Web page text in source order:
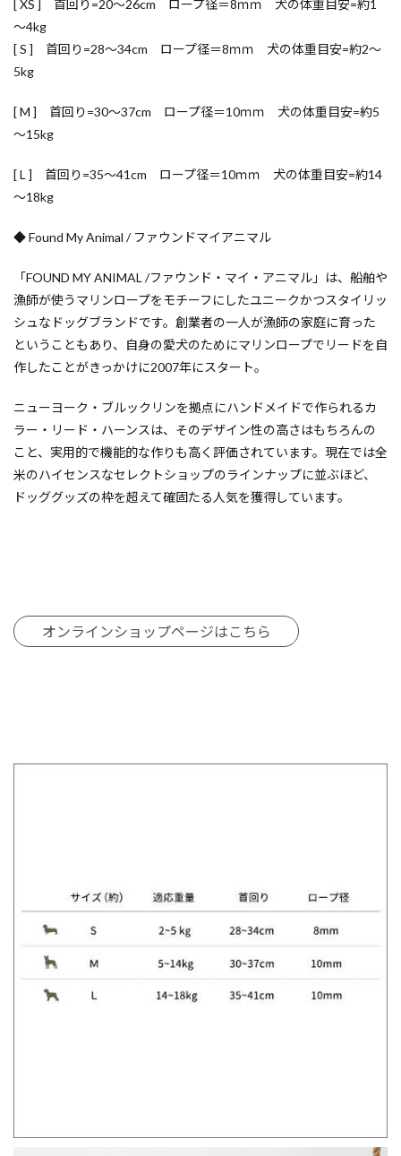
[ XS ] 首回り=20～26cm ロープ径＝8ｍｍ 犬の体重目安=約1
～4kg
[ S ] 首回り=28～34cm ロープ径＝8ｍｍ 犬の体重目安=約2～
5kg
[ M ] 首回り=30～37cm ロープ径＝10ｍｍ 犬の体重目安=約5
～15kg
[ L ] 首回り=35～41cm ロープ径＝10ｍｍ 犬の体重目安=約14
～18kg
◆ Found My Animal / ファウンドマイアニマル
「FOUND MY ANIMAL /ファウンド・マイ・アニマル」は、船舶や
漁師が使うマリンロープをモチーフにしたユニークかつスタイリッ
シュなドッグブランドです。創業者の一人が漁師の家庭に育った
ということもあり、自身の愛犬のためにマリンロープでリードを自
作したことがきっかけに2007年にスタート。
ニューヨーク・ブルックリンを拠点にハンドメイドで作られるカ
ラー・リード・ハーンスは、そのデザイン性の高さはもちろんの
こと、実用的で機能的な作りも高く評価されています。現在では全
米のハイセンスなセレクトショップのラインナップに並ぶほど、
ドッググッズの枠を超えて確固たる人気を獲得しています。
オンラインショップページはこちら